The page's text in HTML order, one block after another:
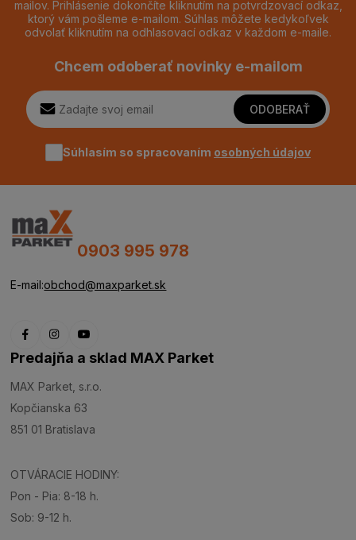
mailov. Prihlásenie dokončíte kliknutím na potvrdzovací odkaz,
ktorý vám pošleme e-mailom. Súhlas môžete kedykoľvek
odvolať kliknutím na odhlasovací odkaz v každom e-maile.
Chcem odoberať novinky e-mailom
ODOBERAŤ
Súhlasím so spracovaním osobných údajov
0903 995 978
E-mail:obchod@maxparket.sk
Predajňa a sklad MAX Parket
MAX Parket, s.r.o.
Kopčianska 63
851 01 Bratislava
OTVÁRACIE HODINY:
Pon - Pia: 8-18 h.
Sob: 9-12 h.